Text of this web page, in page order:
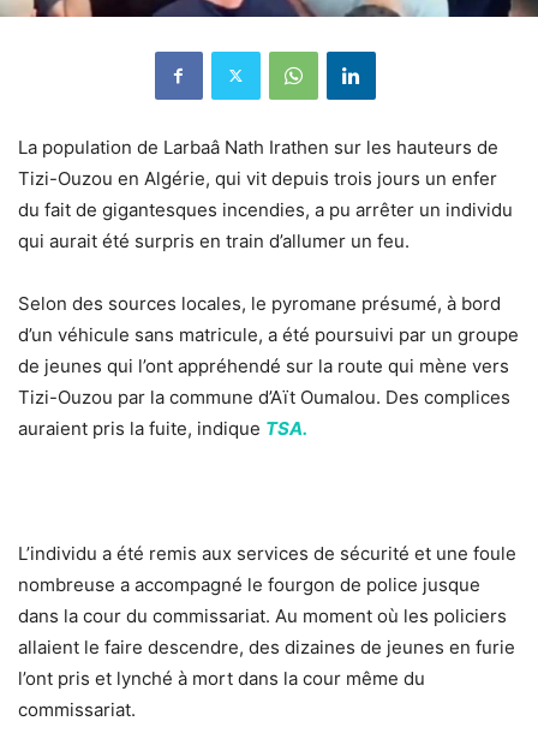
La population de Larbaâ Nath Irathen sur les hauteurs de
Tizi-Ouzou en Algérie, qui vit depuis trois jours un enfer
du fait de gigantesques incendies, a pu arrêter un individu
qui aurait été surpris en train d’allumer un feu.
Selon des sources locales, le pyromane présumé, à bord
d’un véhicule sans matricule, a été poursuivi par un groupe
de jeunes qui l’ont appréhendé sur la route qui mène vers
Tizi-Ouzou par la commune d’Aït Oumalou. Des complices
auraient pris la fuite, indique TSA.
L’individu a été remis aux services de sécurité et une foule
nombreuse a accompagné le fourgon de police jusque
dans la cour du commissariat. Au moment où les policiers
allaient le faire descendre, des dizaines de jeunes en furie
l’ont pris et lynché à mort dans la cour même du
commissariat.